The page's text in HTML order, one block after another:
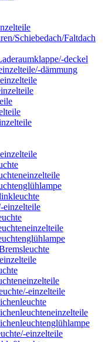
Schiebedach/Faltdach
deckel
dämmung
einzelteile
einzelteile
einzelteile